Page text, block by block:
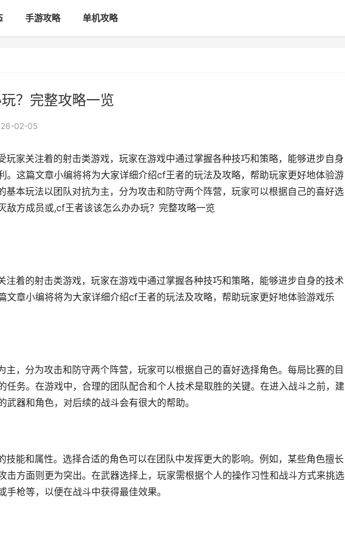
手游攻略 单机攻略
？完整攻略一览
02-05
玩家关注着的射击类游戏，玩家在游戏中通过掌握各种技巧和策略，能够进步自身
。这篇文章小编将将为大家详细介绍cf王者的玩法及攻略，帮助玩家更好地体验游
基本玩法以团队对抗为主，分为攻击和防守两个阵营，玩家可以根据自己的喜好选
敌方成员或,cf王者该该怎么办办玩？完整攻略一览
注着的射击类游戏，玩家在游戏中通过掌握各种技巧和策略，能够进步自身的技术
文章小编将将为大家详细介绍cf王者的玩法及攻略，帮助玩家更好地体验游戏乐
主，分为攻击和防守两个阵营，玩家可以根据自己的喜好选择角色。每局比赛的目
任务。在游戏中，合理的团队配合和个人技术是取胜的关键。在进入战斗之前，建
器和角色，对后续的战斗会有很大的帮助。
技能和属性。选择合适的角色可以在团队中发挥更大的影响。例如，某些角色擅长
击方面则更为突出。在武器选择上，玩家需根据个人的操作习性和战斗方式来挑选
枪等，以便在战斗中获得最佳效果。